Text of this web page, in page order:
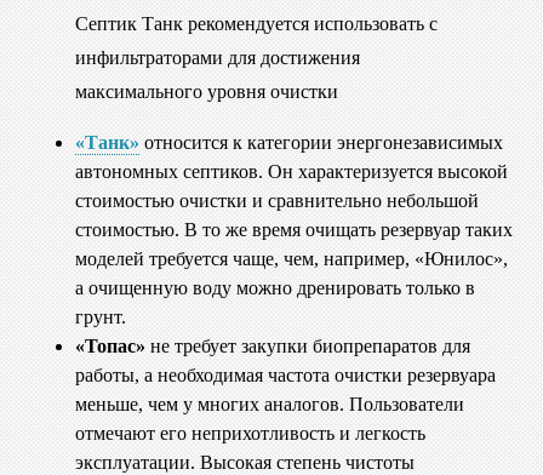
Септик Танк рекомендуется использовать с
инфильтраторами для достижения
максимального уровня очистки
«Танк» относится к категории энергонезависимых
автономных септиков. Он характеризуется высокой
стоимостью очистки и сравнительно небольшой
стоимостью. В то же время очищать резервуар таких
моделей требуется чаще, чем, например, «Юнилос»,
а очищенную воду можно дренировать только в
грунт.
«Топас» не требует закупки биопрепаратов для
работы, а необходимая частота очистки резервуара
меньше, чем у многих аналогов. Пользователи
отмечают его неприхотливость и легкость
эксплуатации. Высокая степень чистоты